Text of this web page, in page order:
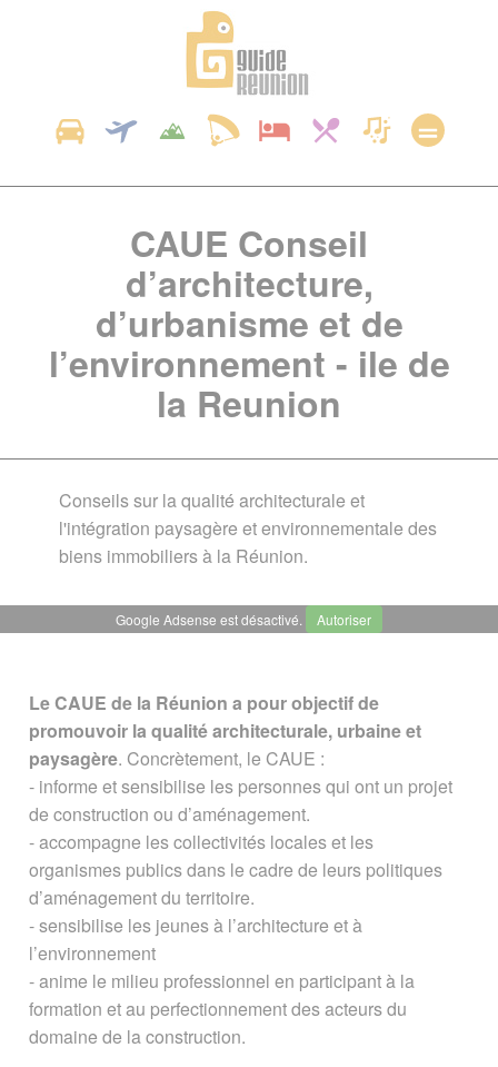
CAUE Conseil
d’architecture,
d’urbanisme et de
l’environnement - ile de
la Reunion
Conseils sur la qualité architecturale et
l'intégration paysagère et environnementale des
biens immobiliers à la Réunion.
Google Adsense est désactivé. Autoriser
Le CAUE de la Réunion a pour objectif de
promouvoir la qualité architecturale, urbaine et
paysagère. Concrètement, le CAUE :
- informe et sensibilise les personnes qui ont un projet
de construction ou d’aménagement.
- accompagne les collectivités locales et les
organismes publics dans le cadre de leurs politiques
d’aménagement du territoire.
- sensibilise les jeunes à l’architecture et à
l’environnement
- anime le milieu professionnel en participant à la
formation et au perfectionnement des acteurs du
domaine de la construction.
Panneau de gestion des cookies